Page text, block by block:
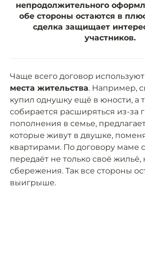
непродолжительного
обе стороны остаются в
сделка защищает
участников.
Чаще всего договор используют
места жительства. Например,
купил однушку ещё в юности, а
собирается расширяться из-за
пополнения в семье,
которые живут в двушке,
квартирами. По договору маме
передаёт не только своё
сбережения. Так все стороны
выигрыше.